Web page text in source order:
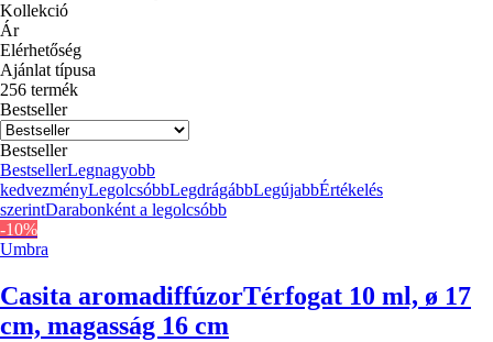
Kollekció
Ár
Elérhetőség
Ajánlat típusa
256 termék
Bestseller
Bestseller
BestsellerLegnagyobb
kedvezményLegolcsóbbLegdrágábbLegújabbÉrtékelés
szerintDarabonként a legolcsóbb
-10%
Umbra
Casita aromadiffúzorTérfogat 10 ml, ø 17
cm, magasság 16 cm